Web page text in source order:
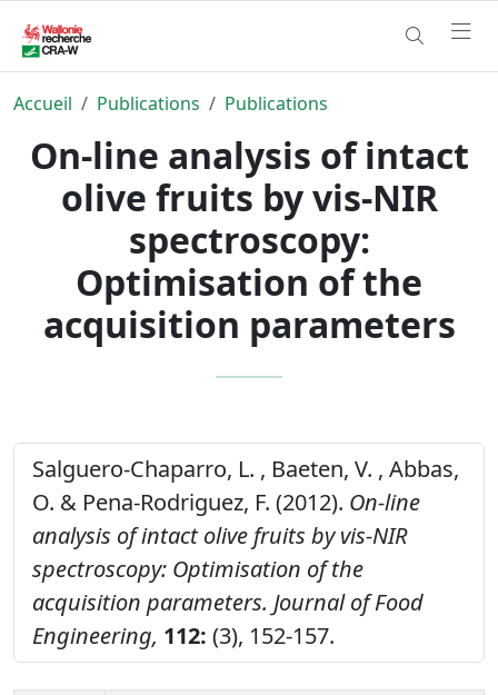
Accueil Publications Publications
On-line analysis of intact
olive fruits by vis-NIR
spectroscopy:
Optimisation of the
acquisition parameters
Salguero-Chaparro, L. , Baeten, V. , Abbas,
O. & Pena-Rodriguez, F. (2012). On-line
analysis of intact olive fruits by vis-NIR
spectroscopy: Optimisation of the
acquisition parameters. Journal of Food
Engineering, 112: (3), 152-157.